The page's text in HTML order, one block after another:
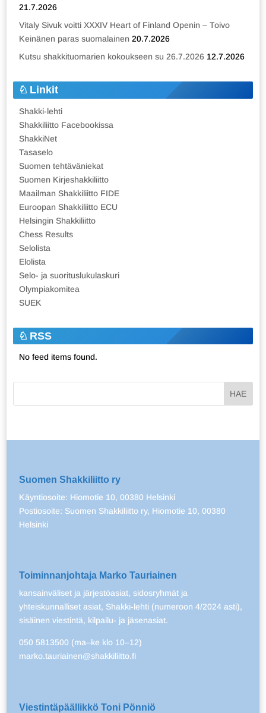
21.7.2026
Vitaly Sivuk voitti XXXIV Heart of Finland Openin – Toivo
Keinänen paras suomalainen 20.7.2026
Kutsu shakkituomarien kokoukseen su 26.7.2026 12.7.2026
Linkit
Shakki-lehti
Shakkiliitto Facebookissa
ShakkiNet
Tasaselo
Suomen tehtäväniekat
Suomen Kirjeshakkiliitto
Maailman Shakkiliitto FIDE
Euroopan Shakkiliitto ECU
Helsingin Shakkiliitto
Chess Results
Selolista
Elolista
Selo- ja suorituslukulaskuri
Olympiakomitea
SUEK
RSS
No feed items found.
Suomen Shakkiliitto ry
Käyntiosoite: Hiomotie 10, 00380 Helsinki
Postiosoite: Suomen Shakkiliitto ry, Hiomotie 10, 00380
Helsinki
Toiminnanjohtaja Marko Tauriainen
kansainväliset ja järjestöasiat, sidosryhmät ja
yhteiskunnalliset asiat, Shakki-lehti (numeroon 4/2024 asti),
sisäinen viestintä, kilpailu- ja jäsenasiat.
050 5813500 (ma–ke klo 10–12)
marko.tauriainen@shakkiliitto.fi
Viestintäpäällikkö Toni Pönniö